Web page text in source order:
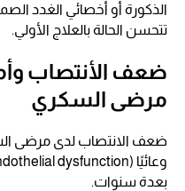
الذكورة أو أخصائي الغدد
تتحسن الحالة بالعلاج الأولي.
ضعف الأنتصاب
مرضى السكري
ضعف الانتصاب لدى مرضى
بعدة سنوات.